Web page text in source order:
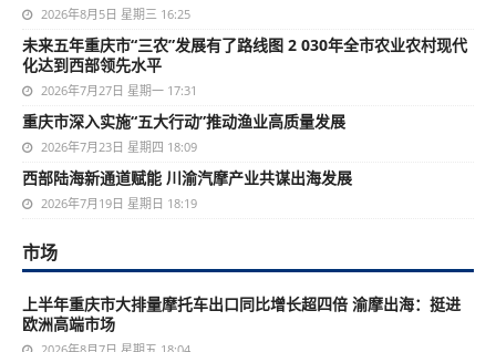
2026年8月5日 星期三 16:25
未来五年重庆市“三农”发展有了路线图 2 030年全市农业农村现代
化达到西部领先水平
2026年7月27日 星期一 17:31
重庆市深入实施“五大行动”推动渔业高质量发展
2026年7月23日 星期四 18:09
西部陆海新通道赋能 川渝汽摩产业共谋出海发展
2026年7月19日 星期日 18:19
市场
上半年重庆市大排量摩托车出口同比增长超四倍 渝摩出海：挺进
欧洲高端市场